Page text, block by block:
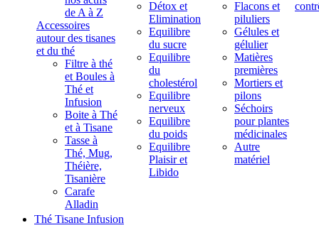
de A à Z
Accessoires
autour des tisanes
et du thé
Filtre à thé
et Boules à
Thé et
Infusion
Boite à Thé
et à Tisane
Tasse à
Thé, Mug,
Théière,
Tisanière
Carafe
Alladin
Détox et
Elimination
Equilibre
du sucre
Equilibre
du
cholestérol
Equilibre
nerveux
Equilibre
du poids
Equilibre
Plaisir et
Libido
Flacons et
piluliers
Gélules et
gélulier
Matières
premières
Mortiers et
pilons
Séchoirs
pour plantes
médicinales
Autre
matériel
Thé Tisane Infusion